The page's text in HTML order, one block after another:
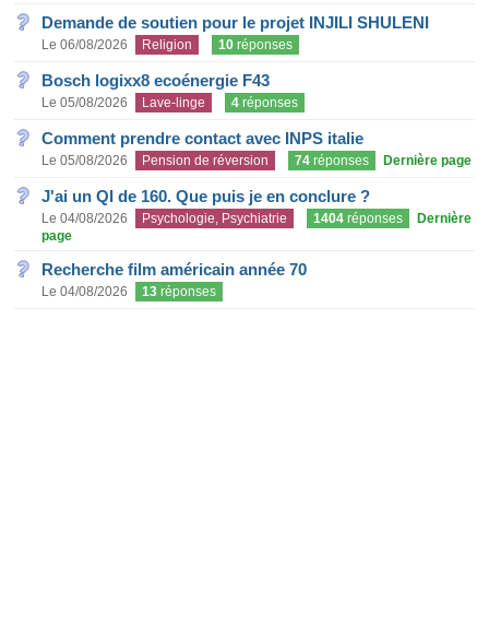
Demande de soutien pour le projet INJILI SHULENI
Le 06/08/2026 Religion 10 réponses
Bosch logixx8 ecoénergie F43
Le 05/08/2026 Lave-linge 4 réponses
Comment prendre contact avec INPS italie
Le 05/08/2026 Pension de réversion 74 réponses Dernière page
J'ai un QI de 160. Que puis je en conclure ?
Le 04/08/2026 Psychologie, Psychiatrie 1404 réponses
Dernière
page
Recherche film américain année 70
Le 04/08/2026 13 réponses